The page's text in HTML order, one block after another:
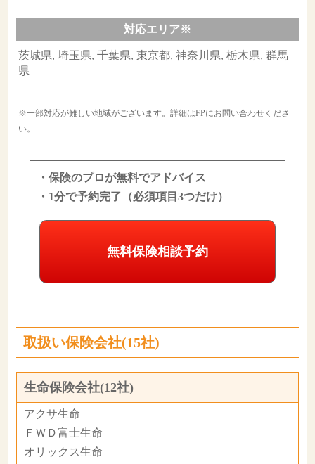
対応エリア※
茨城県, 埼玉県, 千葉県, 東京都, 神奈川県, 栃木県, 群馬
県
※一部対応が難しい地域がございます。詳細はFPにお問い合わせくださ
い。
・保険のプロが無料でアドバイス
・1分で予約完了（必須項目3つだけ）
無料保険相談予約
取扱い保険会社(15社)
生命保険会社(12社)
アクサ生命
ＦＷＤ富士生命
オリックス生命